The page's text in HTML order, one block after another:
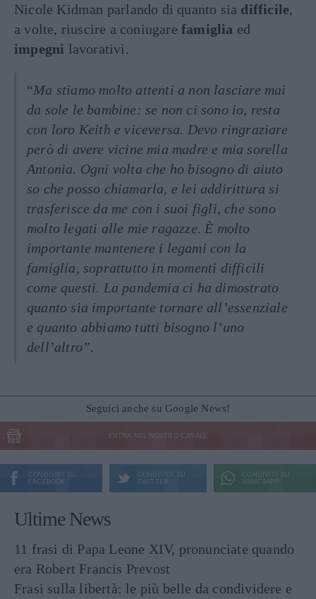
Nicole Kidman parlando di quanto sia difficile,
a volte, riuscire a coniugare famiglia ed
impegni lavorativi.
“Ma stiamo molto attenti a non lasciare mai
da sole le bambine: se non ci sono io, resta
con loro Keith e viceversa. Devo ringraziare
però di avere vicine mia madre e mia sorella
Antonia. Ogni volta che ho bisogno di aiuto
so che posso chiamarla, e lei addirittura si
trasferisce da me con i suoi figli, che sono
molto legati alle mie ragazze. È molto
importante mantenere i legami con la
famiglia, soprattutto in momenti difficili
come questi. La pandemia ci ha dimostrato
quanto sia importante tornare all’essenziale
e quanto abbiamo tutti bisogno l’uno
dell’altro”.
Seguici anche su Google News!
ENTRA NEL NOSTRO CANALE
CONDIVIDI SU
FACEBOOK
CONDIVIDI SU
TWITTER
CONDIVIDI SU
WHATSAPP
Ultime News
11 frasi di Papa Leone XIV, pronunciate quando
era Robert Francis Prevost
Frasi sulla libertà: le più belle da condividere e